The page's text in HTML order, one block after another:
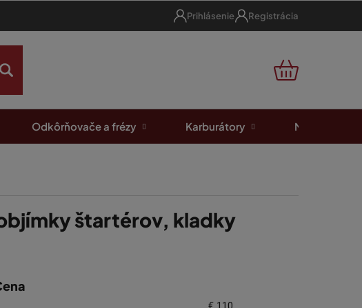
Prihlásenie Registrácia
NÁKUPNÝ
Odkôrňovače a frézy Karburátory Motorové
štartérov, kladky